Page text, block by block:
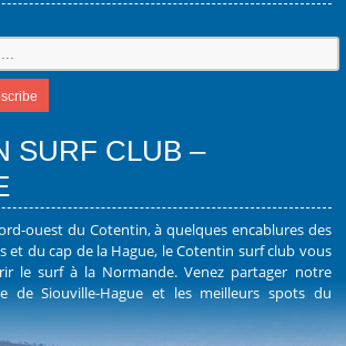
SURF CLUB –
ouest du Cotentin, à quelques encablures des
et du cap de la Hague, le Cotentin surf club vous
le surf à la Normande. Venez partager notre
de Siouville-Hague et les meilleurs spots du